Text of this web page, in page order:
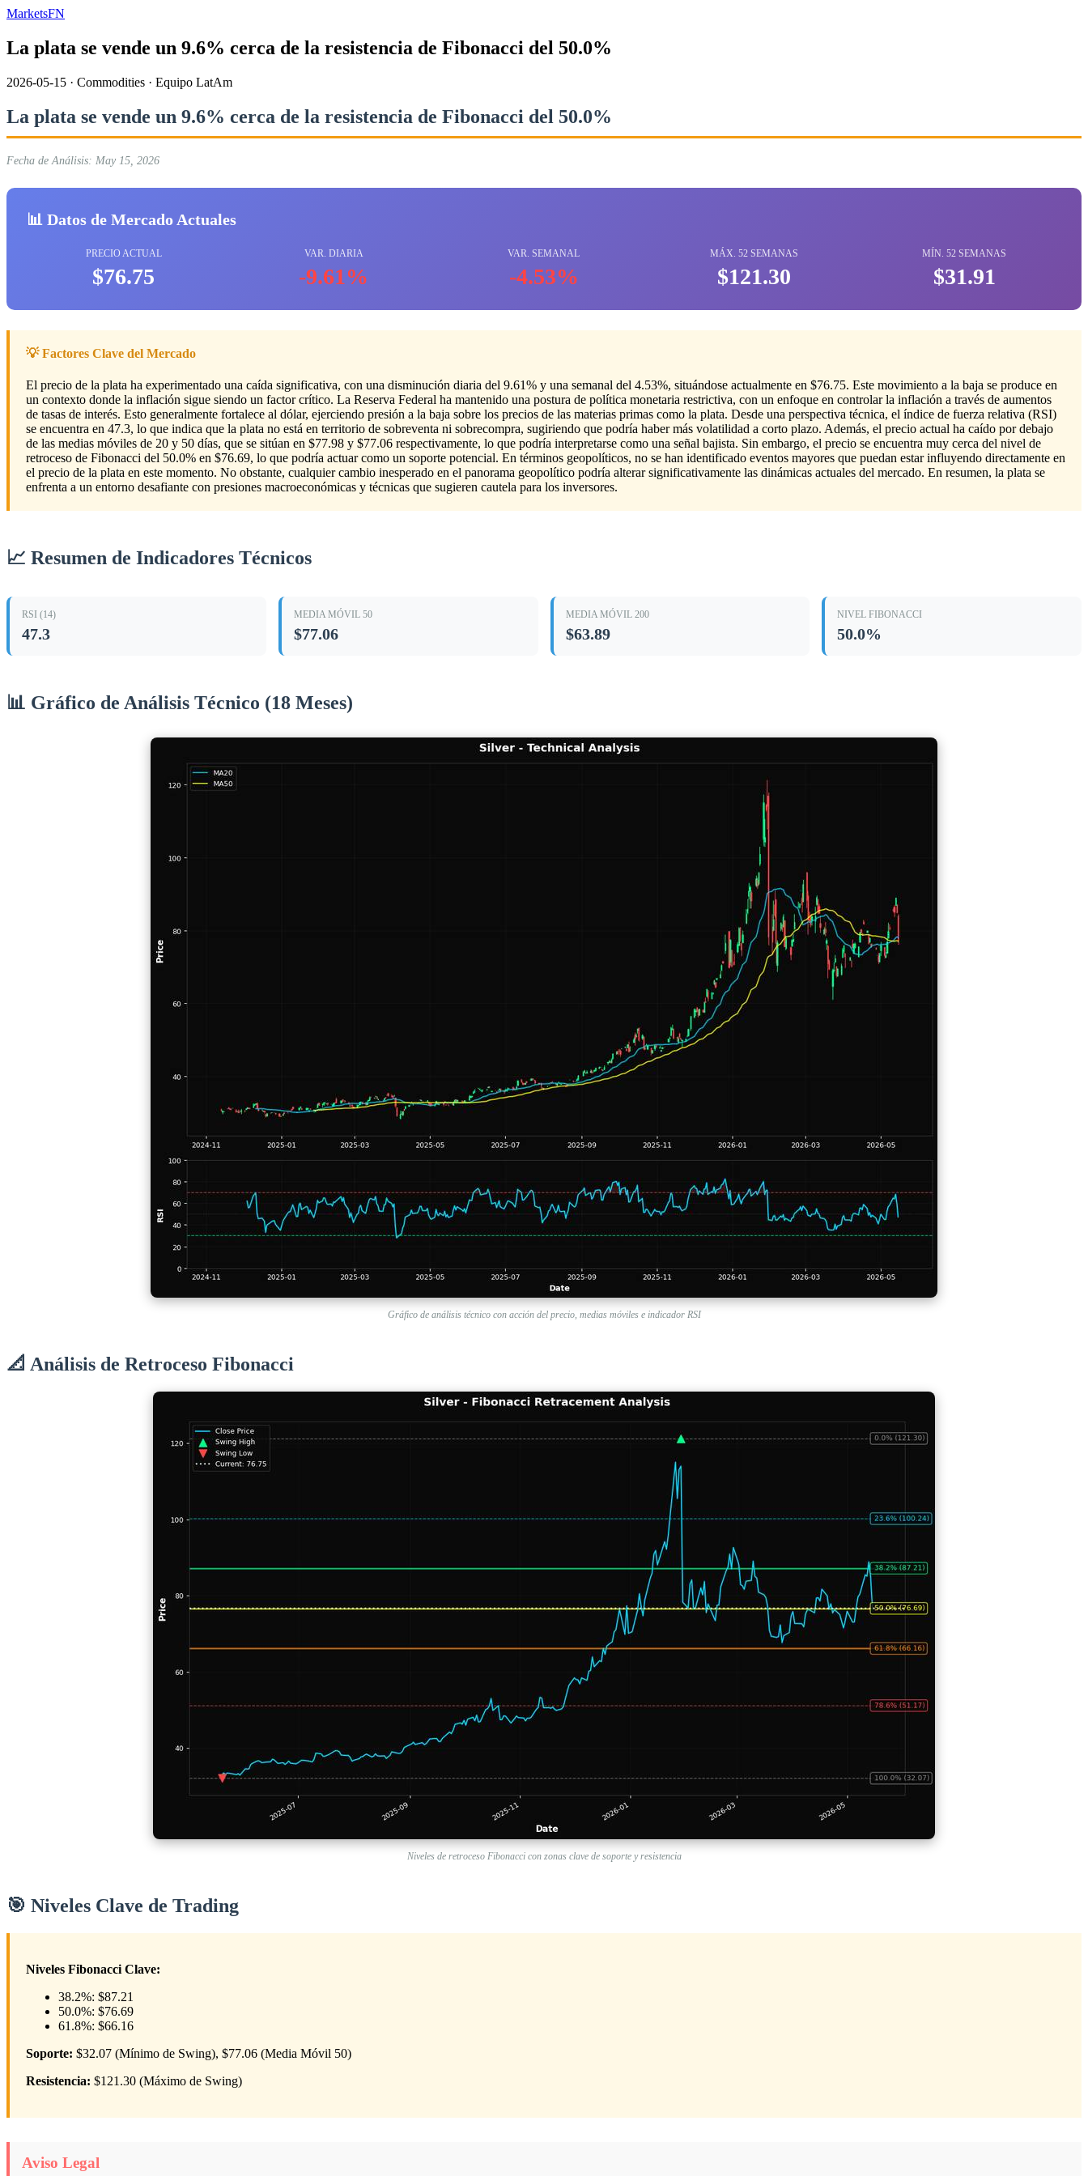
MarketsFN
La plata se vende un 9.6% cerca de la resistencia de Fibonacci del 50.0%
2026-05-15 · Commodities · Equipo LatAm
La plata se vende un 9.6% cerca de la resistencia de Fibonacci del 50.0%
Fecha de Análisis: May 15, 2026
📊 Datos de Mercado Actuales
PRECIO ACTUAL
$76.75
VAR. DIARIA
-9.61%
VAR. SEMANAL
-4.53%
MÁX. 52 SEMANAS
$121.30
MÍN. 52 SEMANAS
$31.91
💡 Factores Clave del Mercado
El precio de la plata ha experimentado una caída significativa, con una disminución diaria del 9.61% y una semanal del 4.53%, situándose actualmente en $76.75. Este movimiento a la baja se produce en
un contexto donde la inflación sigue siendo un factor crítico. La Reserva Federal ha mantenido una postura de política monetaria restrictiva, con un enfoque en controlar la inflación a través de aumentos
de tasas de interés. Esto generalmente fortalece al dólar, ejerciendo presión a la baja sobre los precios de las materias primas como la plata. Desde una perspectiva técnica, el índice de fuerza relativa (RSI)
se encuentra en 47.3, lo que indica que la plata no está en territorio de sobreventa ni sobrecompra, sugiriendo que podría haber más volatilidad a corto plazo. Además, el precio actual ha caído por debajo
de las medias móviles de 20 y 50 días, que se sitúan en $77.98 y $77.06 respectivamente, lo que podría interpretarse como una señal bajista. Sin embargo, el precio se encuentra muy cerca del nivel de
retroceso de Fibonacci del 50.0% en $76.69, lo que podría actuar como un soporte potencial. En términos geopolíticos, no se han identificado eventos mayores que puedan estar influyendo directamente en
el precio de la plata en este momento. No obstante, cualquier cambio inesperado en el panorama geopolítico podría alterar significativamente las dinámicas actuales del mercado. En resumen, la plata se
enfrenta a un entorno desafiante con presiones macroeconómicas y técnicas que sugieren cautela para los inversores.
📈 Resumen de Indicadores Técnicos
RSI (14)
47.3
MEDIA MÓVIL 50
$77.06
MEDIA MÓVIL 200
$63.89
NIVEL FIBONACCI
50.0%
📊 Gráfico de Análisis Técnico (18 Meses)
Gráfico de análisis técnico con acción del precio, medias móviles e indicador RSI
📐 Análisis de Retroceso Fibonacci
Niveles de retroceso Fibonacci con zonas clave de soporte y resistencia
🎯 Niveles Clave de Trading
Niveles Fibonacci Clave:
38.2%: $87.21
50.0%: $76.69
61.8%: $66.16
Soporte: $32.07 (Mínimo de Swing), $77.06 (Media Móvil 50)
Resistencia: $121.30 (Máximo de Swing)
Aviso Legal